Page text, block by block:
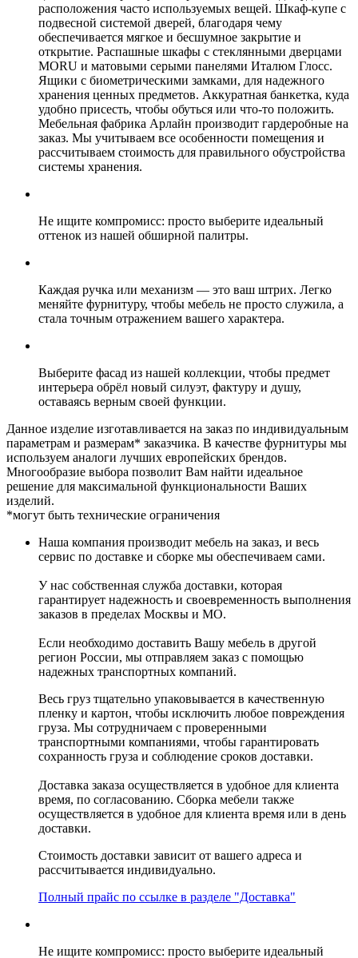
расположения часто используемых вещей. Шкаф-купе с
подвесной системой дверей, благодаря чему
обеспечивается мягкое и бесшумное закрытие и
открытие. Распашные шкафы с стеклянными дверцами
MORU и матовыми серыми панелями Италюм Глосс.
Ящики с биометрическими замками, для надежного
хранения ценных предметов. Аккуратная банкетка, куда
удобно присесть, чтобы обуться или что-то положить.
Мебельная фабрика Арлайн производит гардеробные на
заказ. Мы учитываем все особенности помещения и
рассчитываем стоимость для правильного обустройства
системы хранения.
Не ищите компромисс: просто выберите идеальный
оттенок из нашей обширной палитры.
Каждая ручка или механизм — это ваш штрих. Легко
меняйте фурнитуру, чтобы мебель не просто служила, а
стала точным отражением вашего характера.
Выберите фасад из нашей коллекции, чтобы предмет
интерьера обрёл новый силуэт, фактуру и душу,
оставаясь верным своей функции.
Данное изделие изготавливается на заказ по индивидуальным
параметрам и размерам* заказчика. В качестве фурнитуры мы
используем аналоги лучших европейских брендов.
Многообразие выбора позволит Вам найти идеальное
решение для максимальной функциональности Ваших
изделий.
*могут быть технические ограничения
Наша компания производит мебель на заказ, и весь
сервис по доставке и сборке мы обеспечиваем сами.
У нас собственная служба доставки, которая
гарантирует надежность и своевременность выполнения
заказов в пределах Москвы и МО.
Если необходимо доставить Вашу мебель в другой
регион России, мы отправляем заказ с помощью
надежных транспортных компаний.
Весь груз тщательно упаковывается в качественную
пленку и картон, чтобы исключить любое повреждения
груза. Мы сотрудничаем с проверенными
транспортными компаниями, чтобы гарантировать
сохранность груза и соблюдение сроков доставки.
Доставка заказа осуществляется в удобное для клиента
время, по согласованию. Сборка мебели также
осуществляется в удобное для клиента время или в день
доставки.
Стоимость доставки зависит от вашего адреса и
рассчитывается индивидуально.
Полный прайс по ссылке в разделе "Доставка"
Не ищите компромисс: просто выберите идеальный